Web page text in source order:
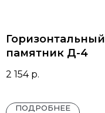
Горизонтальный
памятник Д-4
2 154 р.
ПОДРОБНЕЕ